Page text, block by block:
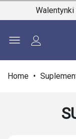
Home •